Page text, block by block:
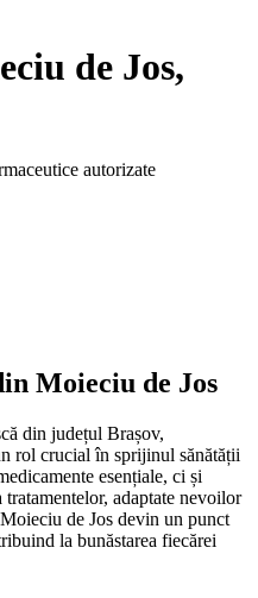
de Jos,
autorizate
Moieciu de Jos
din județul Brașov,
rol crucial în sprijinul sănătății
esențiale, ci și
adaptate nevoilor
de Jos devin un punct
la bunăstarea fiecărei